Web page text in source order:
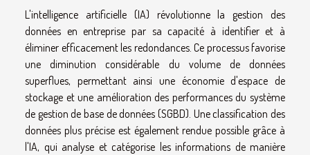
L'intelligence artificielle (IA) révolutionne la gestion des
données en entreprise par sa capacité à identifier et à
éliminer efficacement les redondances. Ce processus favorise
une diminution considérable du volume de données
superflues, permettant ainsi une économie d'espace de
stockage et une amélioration des performances du système
de gestion de base de données (SGBD). Une classification des
données plus précise est également rendue possible grâce à
l'IA, qui analyse et catégorise les informations de manière